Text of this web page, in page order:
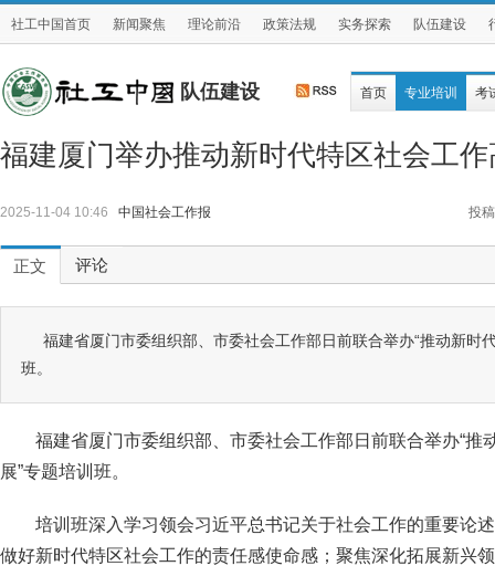
社工中国首页 新闻聚焦 理论前沿 政策法规 实务探索 队伍建设
队伍建设 首页 专业培训 考
福建厦门举办推动新时代特区社会工
2025-11-04 10:46 中国社会工作报 投稿
正文 评论
福建省厦门市委组织部、市委社会工作部日前联合举办“推动新时
班。
福建省厦门市委组织部、市委社会工作部日前联合举办“推
展”专题培训班。
培训班深入学习领会习近平总书记关于社会工作的重要论
做好新时代特区社会工作的责任感使命感；聚焦深化拓展新兴